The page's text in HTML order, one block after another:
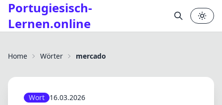
Portugiesisch-
Lernen.online
Home Wörter mercado
Wort 16.03.2026